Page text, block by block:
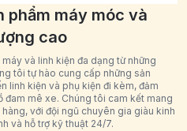
phẩm máy móc và
cao
và linh kiện đa dạng từ những
tôi tự hào cung cấp những sản
linh kiện và phụ kiện đi kèm, đảm
đam mê xe. Chúng tôi cam kết mang
với đội ngũ chuyên gia giàu kinh
và hỗ trợ kỹ thuật 24/7.